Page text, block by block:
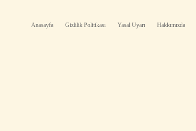
Anasayfa Gizlilik Politikası Yasal Uyarı Hakkımızda